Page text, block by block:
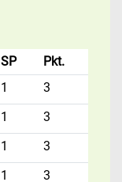
SP
Pkt.
1
3
1
3
1
3
1
3